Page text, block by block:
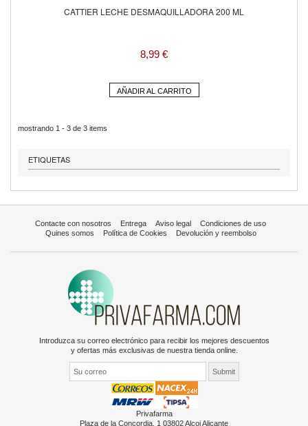
CATTIER LECHE DESMAQUILLADORA 200 ML
8,99 €
AÑADIR AL CARRITO
mostrando 1 - 3 de 3 items
ETIQUETAS
Contacte con nosotros Entrega Aviso legal
Condiciones de uso
Quines somos
Política de Cookies Devolución y reembolso
Introduzca su correo electrónico para recibir los mejores descuentos
y ofertas más exclusivas de nuestra tienda online.
Privafarma
Plaza de la Concordia, 1 03802 Alcoi Alicante